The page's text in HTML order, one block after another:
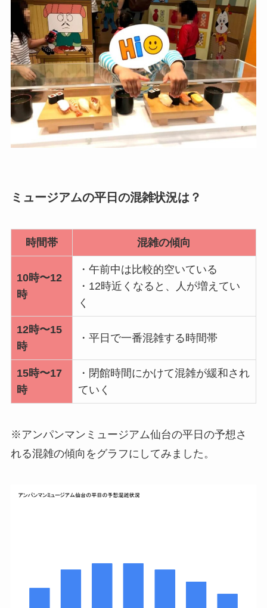
ミュージアムの平日の混雑状況は？
時間帯 混雑の傾向
10時〜12
時
・午前中は比較的空いている
・12時近くなると、人が増えてい
く
12時〜15
時
・平日で一番混雑する時間帯
15時〜17
時
・閉館時間にかけて混雑が緩和され
ていく
※アンパンマンミュージアム仙台の平日の予想さ
れる混雑の傾向をグラフにしてみました。